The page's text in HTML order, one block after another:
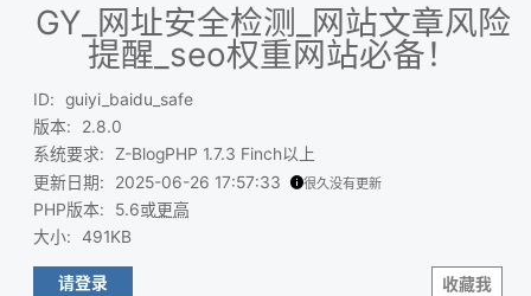
GY_网址安全检测_网站文章风险
提醒_seo权重网站必备！
ID:
guiyi_baidu_safe
版本:
2.8.0
系统要求:
Z-BlogPHP 1.7.3 Finch以上
更新日期: 2025-06-26 17:57:33 很久没有更新
PHP版本: 5.6或更高
大小: 491KB
收藏我
请登录